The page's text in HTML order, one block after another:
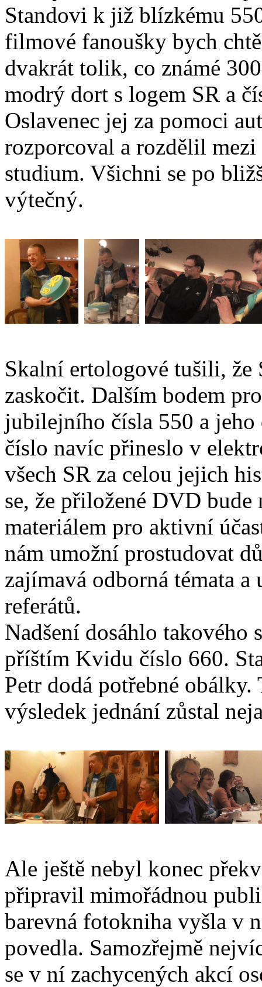
Standovi k již blízkému
filmové fanoušky bych
dvakrát tolik, co známé
modrý dort s logem SR a
Oslavenec jej za pomoci
rozporcoval a rozdělil
studium. Všichni se po
výtečný.
Skalní ertologové tušili, že
zaskočit. Dalším bodem
jubilejního čísla 550 a
číslo navíc přineslo v
všech SR za celou jejich
se, že přiložené DVD
materiálem pro aktivní
nám umožní prostudovat
zajímavá odborná témata
referátů.
Nadšení dosáhlo takového
příštím Kvidu číslo 660.
Petr dodá potřebné
výsledek jednání zůstal
Ale ještě nebyl konec
připravil mimořádnou
barevná fotokniha vyšla v
povedla. Samozřejmě
se v ní zachycených akcí